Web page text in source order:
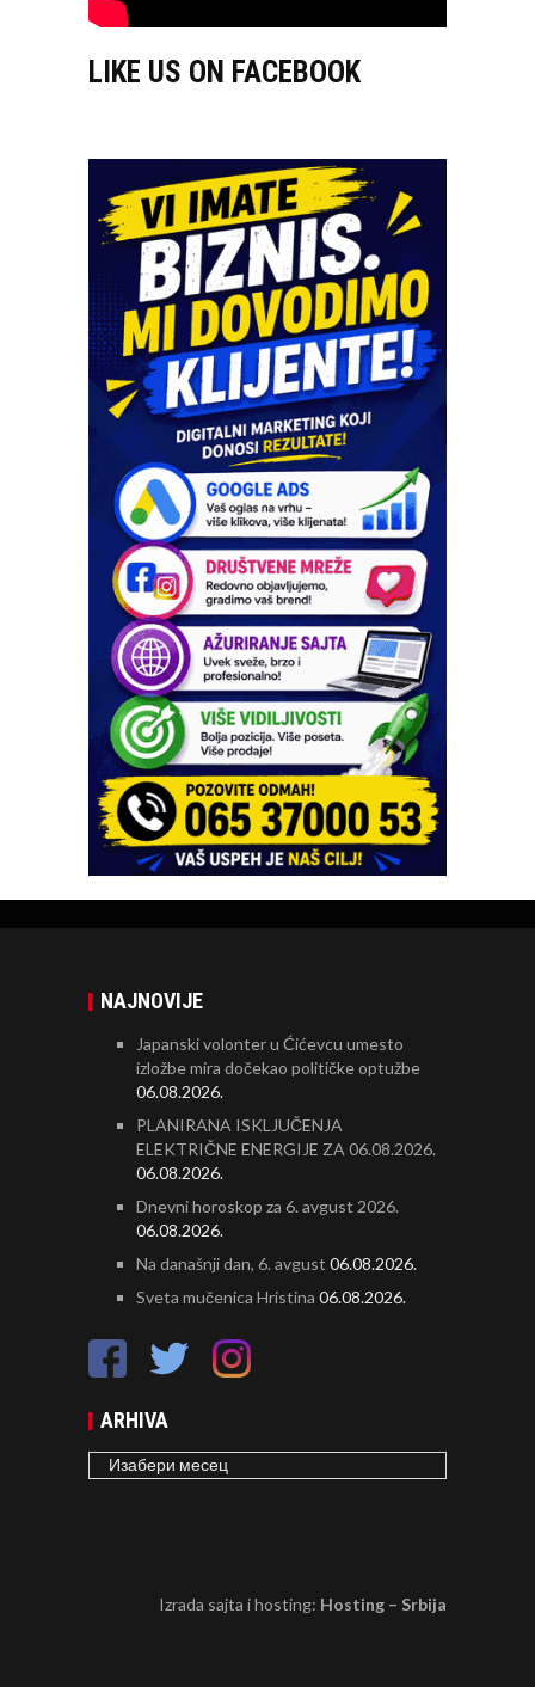
LIKE US ON FACEBOOK
NAJNOVIJE
Japanski volonter u Ćićevcu umesto
izložbe mira dočekao političke optužbe
06.08.2026.
PLANIRANA ISKLJUČENJA
ELEKTRIČNE ENERGIJE ZA 06.08.2026.
06.08.2026.
Dnevni horoskop za 6. avgust 2026.
06.08.2026.
Na današnji dan, 6. avgust 06.08.2026.
Sveta mučenica Hristina 06.08.2026.
ARHIVA
ARHIVA
Izrada sajta i hosting: Hosting – Srbija